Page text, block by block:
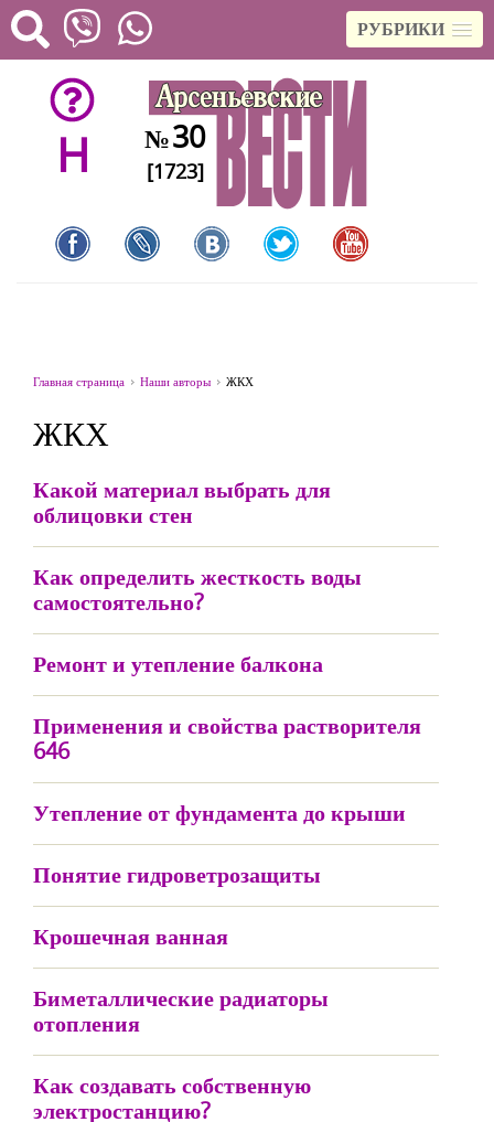
РУБРИКИ
H №30
[1723]
Главная страница Наши авторы ЖКХ
ЖКХ
Какой материал выбрать для
облицовки стен
Как определить жесткость воды
самостоятельно?
Ремонт и утепление балкона
Применения и свойства растворителя
646
Утепление от фундамента до крыши
Понятие гидроветрозащиты
Крошечная ванная
Биметаллические радиаторы
отопления
Как создавать собственную
электростанцию?